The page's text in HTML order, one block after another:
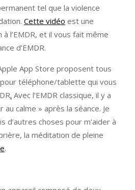
tel que la violence
Cette vidéo est une
l’EMDR, et il vous fait même
d’EMDR.
App Store proposent tous
téléphone/tablette qui vous
. Avec l’EMDR classique, il y a
calme » après la séance. Je
d’autres choses pour m’aider à
la méditation de pleine
.